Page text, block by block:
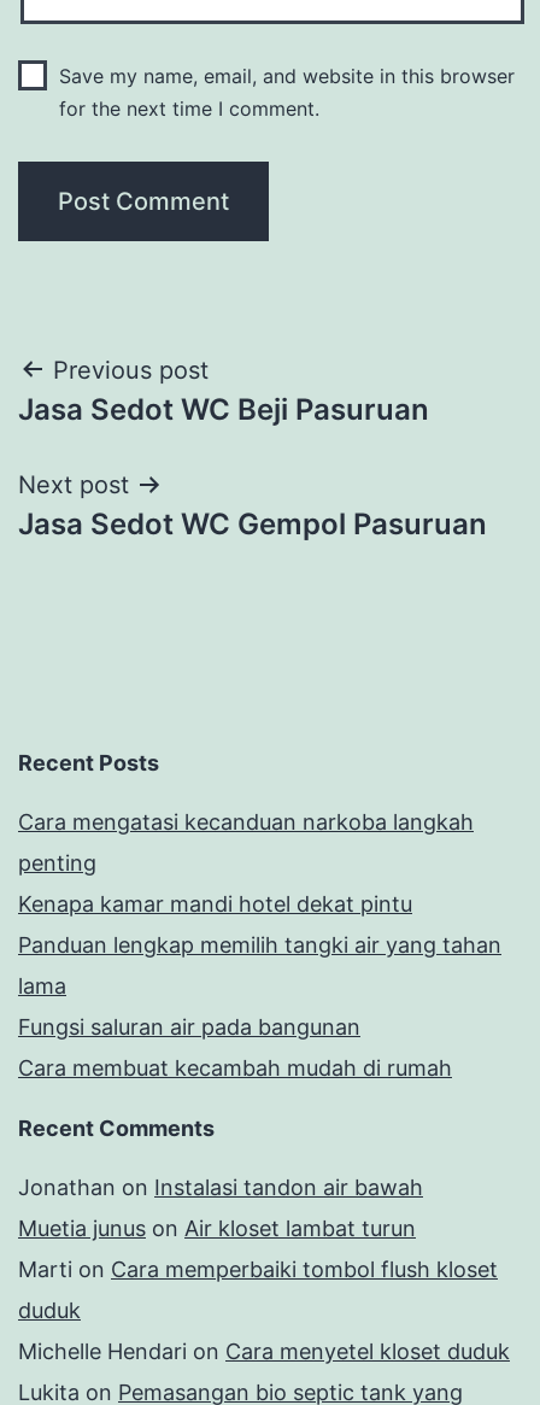
Save my name, email, and website in this browser
for the next time I comment.
Post
navigation
Previous post
Jasa Sedot WC Beji Pasuruan
Next post
Jasa Sedot WC Gempol Pasuruan
Recent Posts
Cara mengatasi kecanduan narkoba langkah
penting
Kenapa kamar mandi hotel dekat pintu
Panduan lengkap memilih tangki air yang tahan
lama
Fungsi saluran air pada bangunan
Cara membuat kecambah mudah di rumah
Recent Comments
Jonathan on Instalasi tandon air bawah
Muetia junus on Air kloset lambat turun
Marti on Cara memperbaiki tombol flush kloset
duduk
Michelle Hendari on Cara menyetel kloset duduk
Lukita on Pemasangan bio septic tank yang